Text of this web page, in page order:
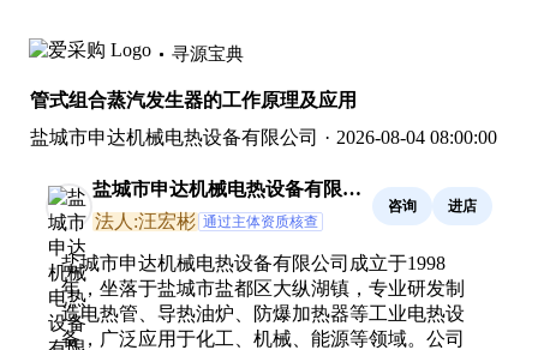
寻源宝典
管式组合蒸汽发生器的工作原理及应用
盐城市申达机械电热设备有限公司 · 2026-08-04 08:00:00
盐城市申达机械电热设备有限公
司
法人:汪宏彬 通过主体资质核查
咨询 进店
盐城市申达机械电热设备有限公司成立于1998
年，坐落于盐城市盐都区大纵湖镇，专业研发制
造电热管、导热油炉、防爆加热器等工业电热设
备，广泛应用于化工、机械、能源等领域。公司